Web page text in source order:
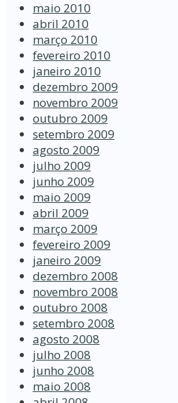
maio 2010
abril 2010
março 2010
fevereiro 2010
janeiro 2010
dezembro 2009
novembro 2009
outubro 2009
setembro 2009
agosto 2009
julho 2009
junho 2009
maio 2009
abril 2009
março 2009
fevereiro 2009
janeiro 2009
dezembro 2008
novembro 2008
outubro 2008
setembro 2008
agosto 2008
julho 2008
junho 2008
maio 2008